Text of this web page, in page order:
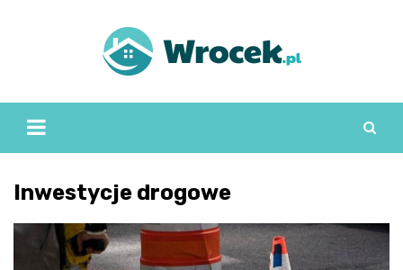
Inwestycje drogowe